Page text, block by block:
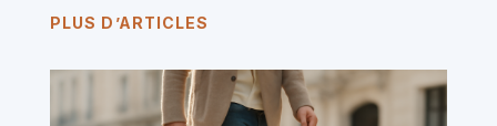
PLUS D’ARTICLES